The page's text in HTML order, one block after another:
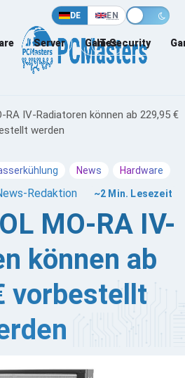
DE EN
Server Games
IT-Security
RA IV-Radiatoren können ab 229,95 €
werden
News Hardware
Redaktion ~2 Min. Lesezeit
MO-RA IV-
können ab
vorbestellt